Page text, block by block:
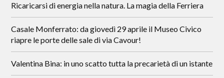
Ricaricarsi di energia nella natura. La magia della Ferriera
Casale Monferrato: da giovedì 29 aprile il Museo Civico
riapre le porte delle sale di via Cavour!
Valentina Bina: in uno scatto tutta la precarietà di un istante